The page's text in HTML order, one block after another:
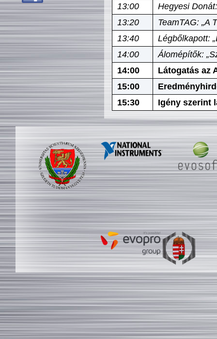
13:00
Hegyesi
13:20
TeamTAG: „A
13:40
Légbőlkapott:
14:00
Álomépítők:
14:00
Látogatás az
15:00
15:30
Igény szerint